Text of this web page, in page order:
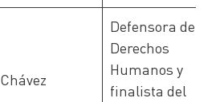
Chávez
Defensora de
Derechos
Humanos y
finalista del